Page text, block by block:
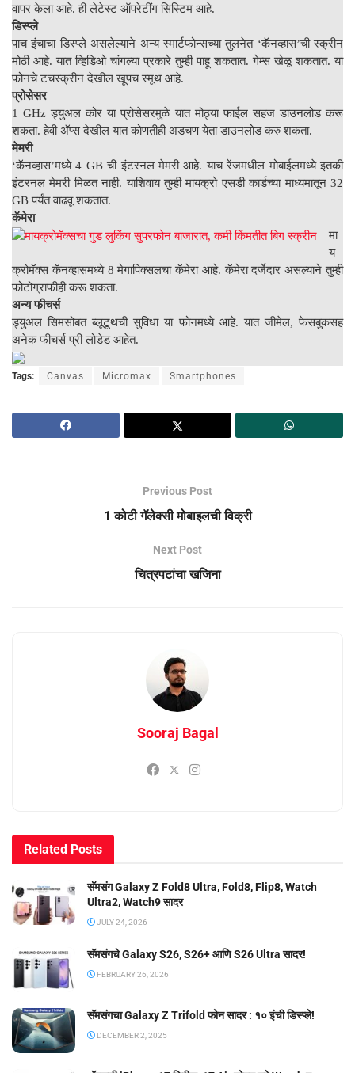
वापर केला आहे. ही लेटेस्ट ऑपरेटींग सिस्टिम आहे.
डिस्प्ले
पाच इंचाचा डिस्प्ले असलेल्याने अन्य स्मार्टफोन्सच्या तुलनेत ‘कॅनव्हास’ची स्क्रीन
मोठी आहे. यात व्हिडिओ चांगल्या प्रकारे तुम्ही पाहू शकतात. गेम्स खेळू शकतात. या
फोनचे टचस्क्रीन देखील खूपच स्मूथ आहे.
प्रोसेसर
1 GHz ड्युअल कोर या प्रोसेसरमुळे यात मोठ्या फाईल सहज डाउनलोड करू
शकता. हेवी अ‍ॅप्स देखील यात कोणतीही अडचण येता डाउनलोड करु शकता.
मेमरी
‘कॅनव्हास’मध्ये 4 GB ची इंटरनल मेमरी आहे. याच रेंजमधील मोबाईलमध्ये इतकी
इंटरनल मेमरी मिळत नाही. याशिवाय तुम्ही मायक्रो एसडी कार्डच्या माध्यमातून 32
GB पर्यंत वाढवू शकतात.
कॅमेरा
मा
य
क्रोमॅक्स कॅनव्हासमध्ये 8 मेगापिक्सलचा कॅमेरा आहे. कॅमेरा दर्जेदार असल्याने तुम्ही
फोटोग्राफीही करू शकता.
अन्य फीचर्स
ड्युअल सिमसोबत ब्लूटूथची सुविधा या फोनमध्ये आहे. यात जीमेल, फेसबुकसह
अनेक फीचर्स प्री लोडेड आहेत.
Tags: Canvas Micromax Smartphones
Previous Post
1 कोटी गॅलेक्सी मोबाइलची विक्री
Next Post
चित्रपटांचा खजिना
Sooraj Bagal
Related Posts
सॅमसंग Galaxy Z Fold8 Ultra, Fold8, Flip8, Watch
Ultra2, Watch9 सादर
JULY 24, 2026
सॅमसंगचे Galaxy S26, S26+ आणि S26 Ultra सादर!
FEBRUARY 26, 2026
सॅमसंगचा Galaxy Z Trifold फोन सादर : १० इंची डिस्प्ले!
DECEMBER 2, 2025